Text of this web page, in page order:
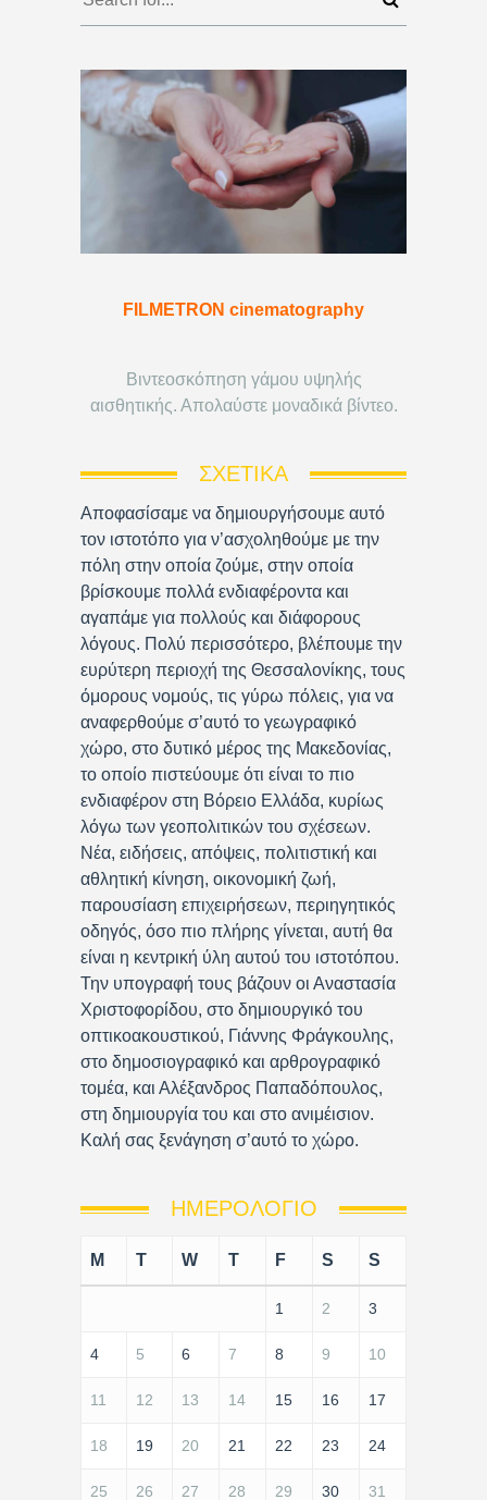
FILMETRON cinematography
Βιντεοσκόπηση γάμου υψηλής
αισθητικής. Απολαύστε μοναδικά βίντεο.
ΣΧΕΤΙΚΆ
Αποφασίσαμε να δημιουργήσουμε αυτό
τον ιστοτόπο για ν’ασχοληθούμε με την
πόλη στην οποία ζούμε, στην οποία
βρίσκουμε πολλά ενδιαφέροντα και
αγαπάμε για πολλούς και διάφορους
λόγους. Πολύ περισσότερο, βλέπουμε την
ευρύτερη περιοχή της Θεσσαλονίκης, τους
όμορους νομούς, τις γύρω πόλεις, για να
αναφερθούμε σ’αυτό το γεωγραφικό
χώρο, στο δυτικό μέρος της Μακεδονίας,
το οποίο πιστεύουμε ότι είναι το πιο
ενδιαφέρον στη Βόρειο Ελλάδα, κυρίως
λόγω των γεοπολιτικών του σχέσεων.
Νέα, ειδήσεις, απόψεις, πολιτιστική και
αθλητική κίνηση, οικονομική ζωή,
παρουσίαση επιχειρήσεων, περιηγητικός
οδηγός, όσο πιο πλήρης γίνεται, αυτή θα
είναι η κεντρική ύλη αυτού του ιστοτόπου.
Την υπογραφή τους βάζουν οι Αναστασία
Χριστοφορίδου, στο δημιουργικό του
οπτικοακουστικού, Γιάννης Φράγκουλης,
στο δημοσιογραφικό και αρθρογραφικό
τομέα, και Αλέξανδρος Παπαδόπουλος,
στη δημιουργία του και στο ανιμέισιον.
Καλή σας ξενάγηση σ’αυτό το χώρο.
ΗΜΕΡΟΛΌΓΙΟ
M T W T F S S
1 2 3
4 5 6 7 8 9 10
11 12 13 14 15 16 17
18 19 20 21 22 23 24
25 26 27 28 29 30 31